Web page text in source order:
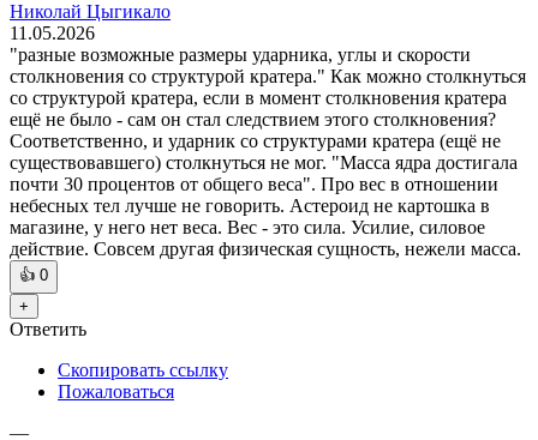
Николай Цыгикало
11.05.2026
"разные возможные размеры ударника, углы и скорости
столкновения со структурой кратера." Как можно столкнуться
со структурой кратера, если в момент столкновения кратера
ещё не было - сам он стал следствием этого столкновения?
Соответственно, и ударник со структурами кратера (ещё не
существовавшего) столкнуться не мог. "Масса ядра достигала
почти 30 процентов от общего веса". Про вес в отношении
небесных тел лучше не говорить. Астероид не картошка в
магазине, у него нет веса. Вес - это сила. Усилие, силовое
действие. Совсем другая физическая сущность, нежели масса.
👍 0
+
Ответить
Скопировать ссылку
Пожаловаться
—